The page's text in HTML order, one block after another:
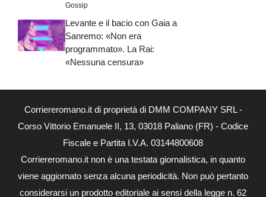
Gossip
Levante e il bacio con Gaia a
Sanremo: «Non era
programmato». La Rai:
«Nessuna censura»
Corriereromano.it di proprietà di DMM COMPANY SRL -
Corso Vittorio Emanuele II, 13, 03018 Paliano (FR) - Codice
Fiscale e Partita I.V.A. 03144800608
Corriereromano.it non è una testata giornalistica, in quanto
viene aggiornato senza alcuna periodicità. Non può pertanto
considerarsi un prodotto editoriale ai sensi della legge n. 62